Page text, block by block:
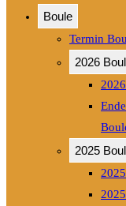
Boule
Termin
2026
2025